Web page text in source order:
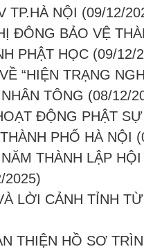
TP.HÀ NỘI (09/12/
ĐÔNG BẢO VỆ
PHẬT HỌC (09/12/
“HIỆN TRẠNG
TÔNG (08/12/
ĐỘNG PHẬT
PHỐ HÀ NỘI
THÀNH LẬP
2025)
LỜI CẢNH TỈNH
THIỆN HỒ SƠ